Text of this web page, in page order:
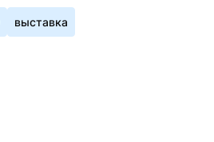
выставка